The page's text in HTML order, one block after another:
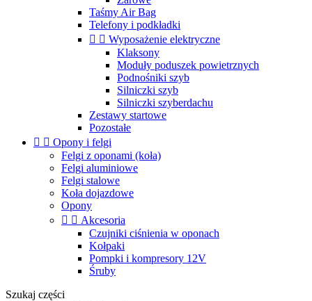
Taśmy Air Bag
Telefony i podkładki
  Wyposażenie elektryczne
Klaksony
Moduły poduszek powietrznych
Podnośniki szyb
Silniczki szyb
Silniczki szyberdachu
Zestawy startowe
Pozostałe
  Opony i felgi
Felgi z oponami (koła)
Felgi aluminiowe
Felgi stalowe
Koła dojazdowe
Opony
  Akcesoria
Czujniki ciśnienia w oponach
Kołpaki
Pompki i kompresory 12V
Śruby
Szukaj części